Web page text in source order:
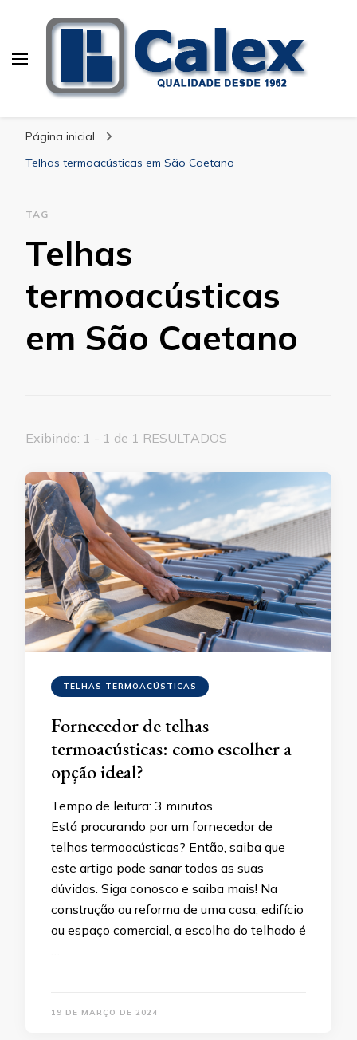
Página inicial
Telhas termoacústicas em São Caetano
TAG
Telhas
termoacústicas
em São Caetano
Exibindo: 1 - 1 de 1 RESULTADOS
TELHAS TERMOACÚSTICAS
Fornecedor de telhas
termoacústicas: como escolher a
opção ideal?
Tempo de leitura: 3 minutos
Está procurando por um fornecedor de
telhas termoacústicas? Então, saiba que
este artigo pode sanar todas as suas
dúvidas. Siga conosco e saiba mais! Na
construção ou reforma de uma casa, edifício
ou espaço comercial, a escolha do telhado é
19 DE MARÇO DE 2024